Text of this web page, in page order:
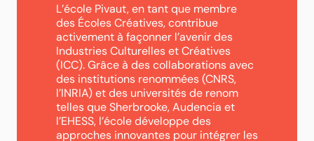
L’école Pivaut, en tant que membre
des Écoles Créatives, contribue
activement à façonner l’avenir des
Industries Culturelles et Créatives
(ICC). Grâce à des collaborations avec
des institutions renommées (CNRS,
l’INRIA) et des universités de renom
telles que Sherbrooke, Audencia et
l’EHESS, l’école développe des
approches innovantes pour intégrer les